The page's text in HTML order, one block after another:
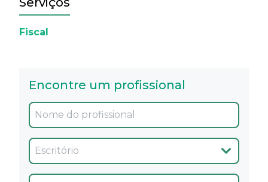
Fiscal
Encontre um profissional
Oficina